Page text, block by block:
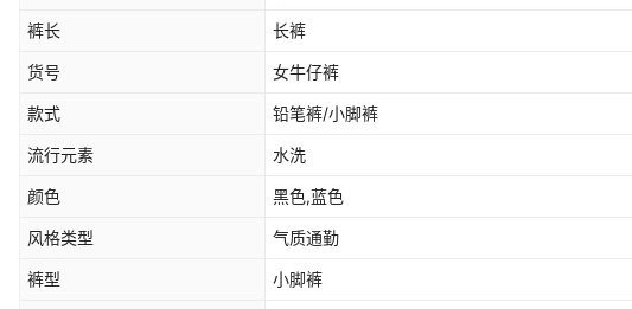
裤长 长裤
货号 女牛仔裤
款式 铅笔裤/小脚裤
流行元素 水洗
颜色 黑色,蓝色
风格类型 气质通勤
裤型 小脚裤